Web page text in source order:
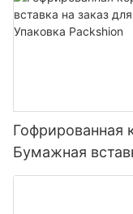
Бумажная
демонстрации